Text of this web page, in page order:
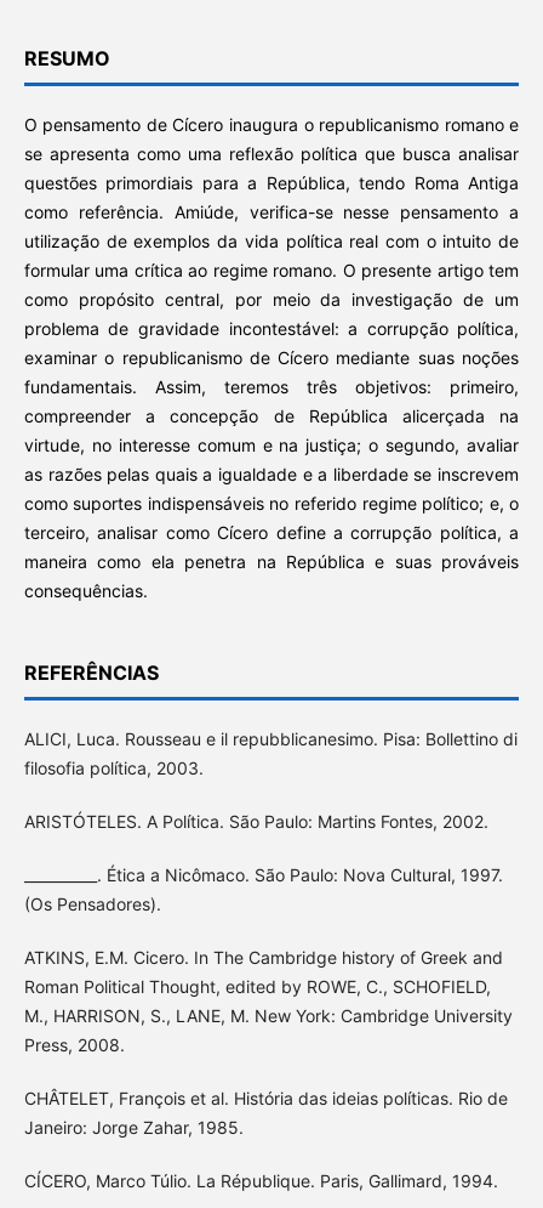
RESUMO
O pensamento de Cícero inaugura o republicanismo romano e
se apresenta como uma reflexão política que busca analisar
questões primordiais para a República, tendo Roma Antiga
como referência. Amiúde, verifica-se nesse pensamento a
utilização de exemplos da vida política real com o intuito de
formular uma crítica ao regime romano. O presente artigo tem
como propósito central, por meio da investigação de um
problema de gravidade incontestável: a corrupção política,
examinar o republicanismo de Cícero mediante suas noções
fundamentais. Assim, teremos três objetivos: primeiro,
compreender a concepção de República alicerçada na
virtude, no interesse comum e na justiça; o segundo, avaliar
as razões pelas quais a igualdade e a liberdade se inscrevem
como suportes indispensáveis no referido regime político; e, o
terceiro, analisar como Cícero define a corrupção política, a
maneira como ela penetra na República e suas prováveis
consequências.
REFERÊNCIAS
ALICI, Luca. Rousseau e il repubblicanesimo. Pisa: Bollettino di
filosofia política, 2003.
ARISTÓTELES. A Política. São Paulo: Martins Fontes, 2002.
__________. Ética a Nicômaco. São Paulo: Nova Cultural, 1997.
(Os Pensadores).
ATKINS, E.M. Cicero. In The Cambridge history of Greek and
Roman Political Thought, edited by ROWE, C., SCHOFIELD,
M., HARRISON, S., LANE, M. New York: Cambridge University
Press, 2008.
CHÂTELET, François et al. História das ideias políticas. Rio de
Janeiro: Jorge Zahar, 1985.
CÍCERO, Marco Túlio. La République. Paris, Gallimard, 1994.